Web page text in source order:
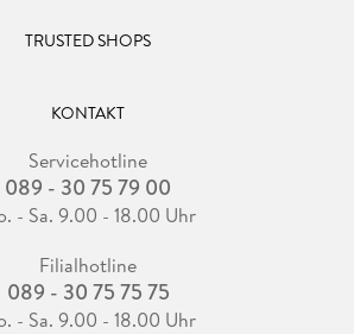
TRUSTED SHOPS
KONTAKT
Servicehotline
089 - 30 75 79 00
- Sa. 9.00 - 18.00 Uhr
Filialhotline
089 - 30 75 75 75
- Sa. 9.00 - 18.00 Uhr